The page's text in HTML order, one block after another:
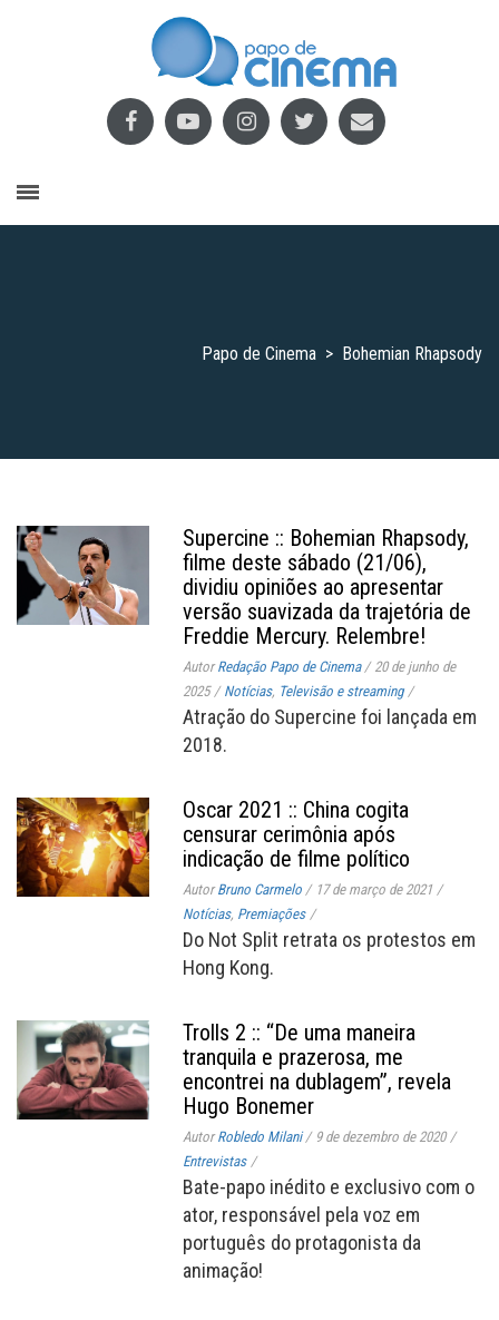
Papo de Cinema > Bohemian Rhapsody
Supercine :: Bohemian Rhapsody,
filme deste sábado (21/06),
dividiu opiniões ao apresentar
versão suavizada da trajetória de
Freddie Mercury. Relembre!
AutorRedação Papo de Cinema / 20 de junho de
2025 / Notícias, Televisão e streaming /
Atração do Supercine foi lançada em
2018.
Oscar 2021 :: China cogita
censurar cerimônia após
indicação de filme político
AutorBruno Carmelo / 17 de março de 2021 /
Notícias, Premiações /
Do Not Split retrata os protestos em
Hong Kong.
Trolls 2 :: “De uma maneira
tranquila e prazerosa, me
encontrei na dublagem”, revela
Hugo Bonemer
AutorRobledo Milani / 9 de dezembro de 2020 /
Entrevistas /
Bate-papo inédito e exclusivo com o
ator, responsável pela voz em
português do protagonista da
animação!